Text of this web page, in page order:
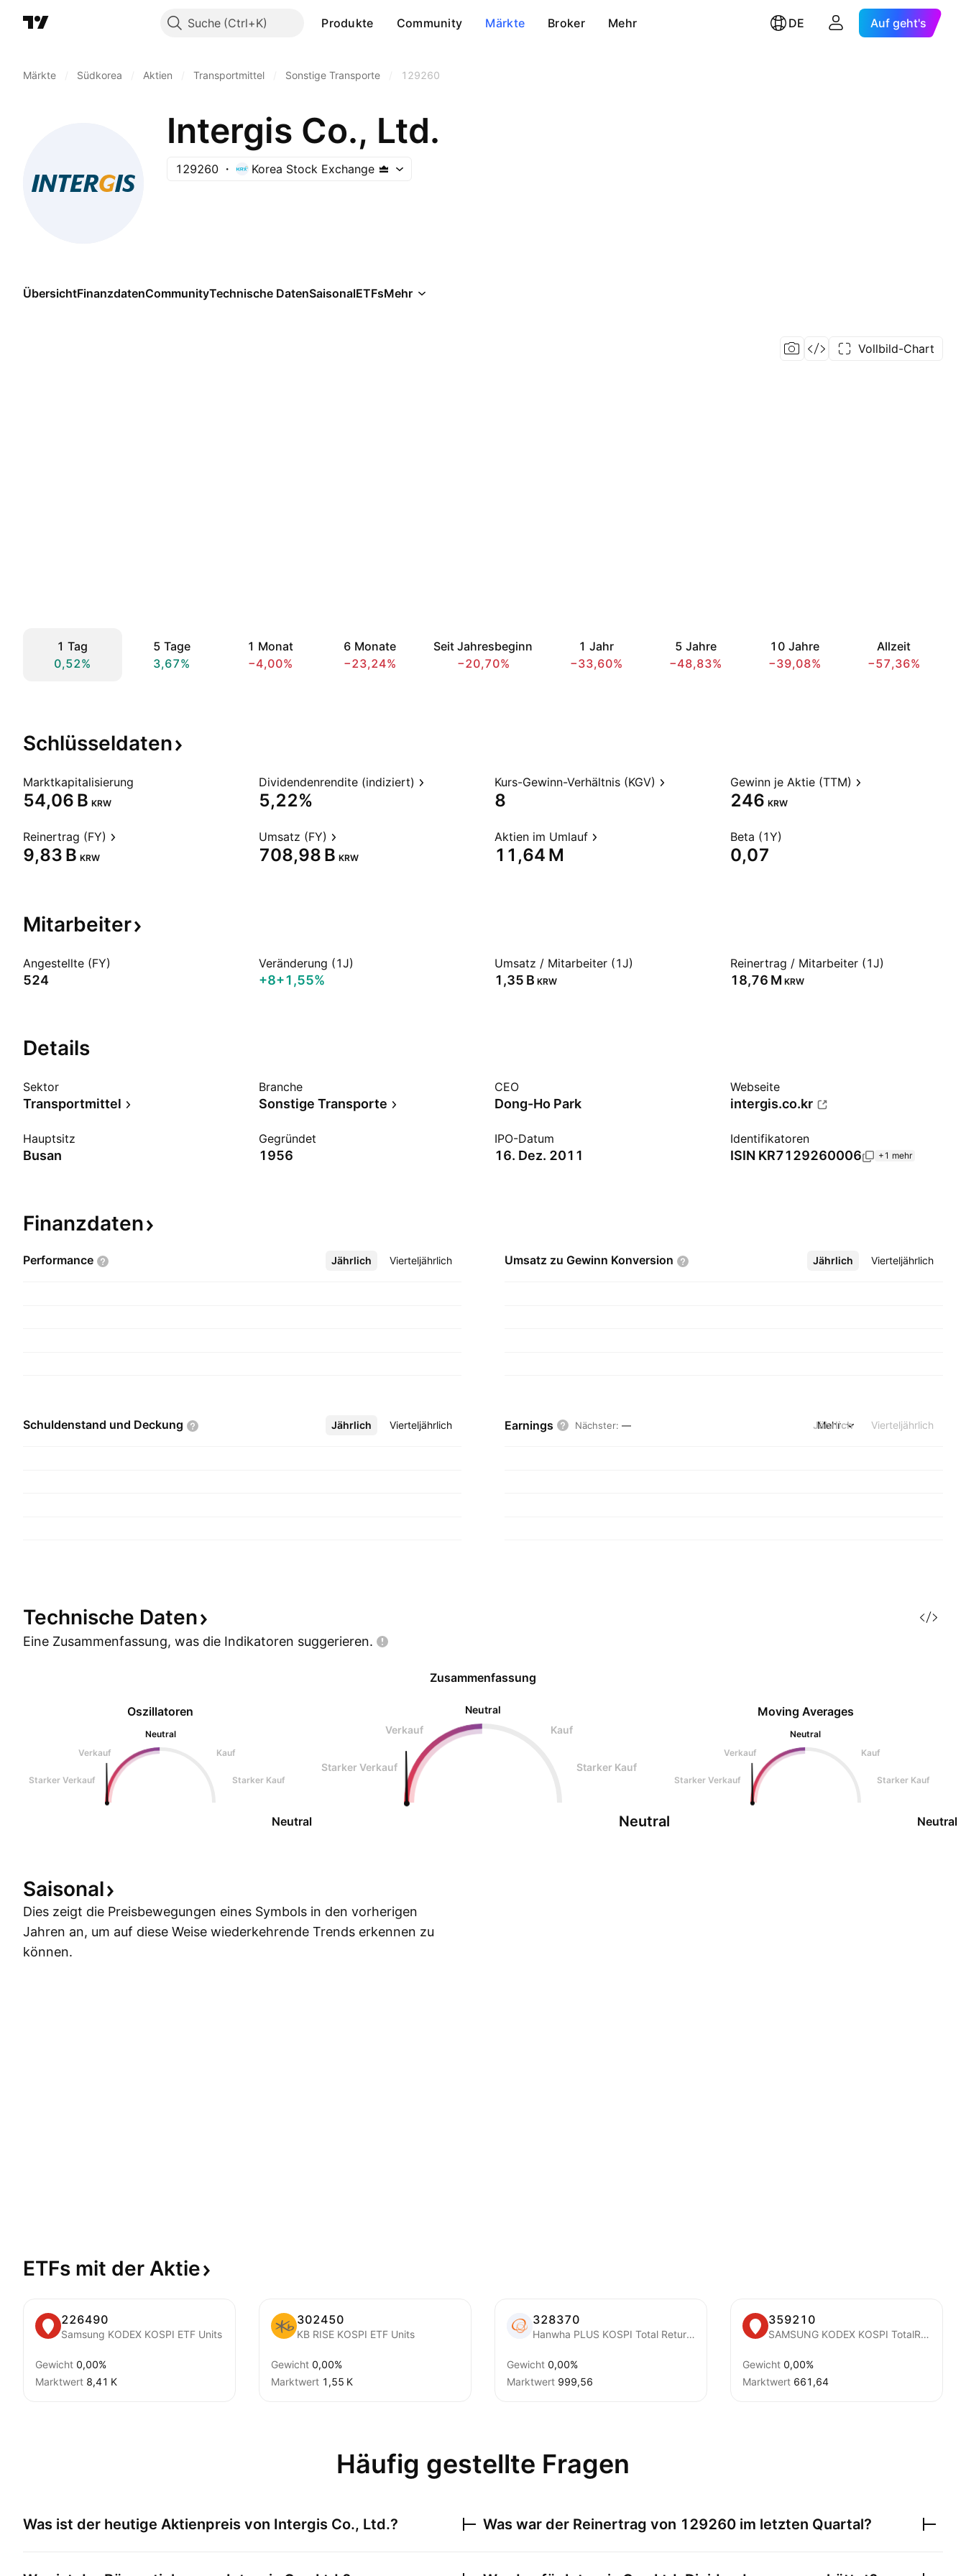
Suche Produkte Community Märkte Broker Mehr DE Auf geht's
Märkte Südkorea Aktien Transportmittel Sonstige Transporte 129260
Intergis Co., Ltd.
129260 Korea Stock Exchange
ÜbersichtFinanzdatenCommunityTechnische DatenSaisonalETFsMehr
Vollbild-Chart
1 Tag
0,52%
5 Tage
3,67%
1 Monat
−4,00%
6 Monate
−23,24%
Seit Jahresbeginn
−20,70%
1 Jahr
−33,60%
5 Jahre
−48,83%
10 Jahre
−39,08%
Allzeit
−57,36%
Schlüsseldaten
Marktkapitalisierung
‪54,06 B‬ KRW
Dividendenrendite (indiziert)
5,22%
Kurs-Gewinn-Verhältnis (KGV)
8
Gewinn je Aktie (TTM)
246 KRW
Reinertrag (FY)
‪9,83 B‬ KRW
Umsatz (FY)
‪708,98 B‬ KRW
Aktien im Umlauf
‪11,64 M‬
Beta (1Y)
0,07
Mitarbeiter
Angestellte (FY)
524
Veränderung (1J)
+8+1,55%
Umsatz / Mitarbeiter (1J)
‪1,35 B‬ KRW
Reinertrag / Mitarbeiter (1J)
‪18,76 M‬ KRW
Details
Sektor
Transportmittel
Branche
Sonstige Transporte
CEO
Dong-Ho Park
Webseite
intergis.co.kr
Hauptsitz
Busan
Gegründet
1956
IPO-Datum
16. Dez. 2011
Identifikatoren
ISIN KR7129260006 +1 mehr
Finanzdaten
Performance Jährlich Vierteljährlich
Mehr Umsatz zu Gewinn Konversion Jährlich Vierteljährlich
Mehr
Schuldenstand und Deckung Jährlich Vierteljährlich
Mehr Earnings Nächster: — Jährlich Vierteljährlich
Mehr
Technische Daten
Eine Zusammenfassung, was die Indikatoren suggerieren.
Oszillatoren
Neutral
Verkauf
Kauf
Starker Verkauf Starker Kauf
Neutral
Zusammenfassung
Neutral
Verkauf
Kauf
Starker Verkauf Starker Kauf
Neutral
Moving Averages
Neutral
Verkauf
Kauf
Starker Verkauf Starker Kauf
Neutral
Saisonal
Dies zeigt die Preisbewegungen eines Symbols in den vorherigen
Jahren an, um auf diese Weise wiederkehrende Trends erkennen zu
können.
ETFs mit der Aktie
226490
Samsung KODEX KOSPI ETF Units
Gewicht 0,00%
Marktwert ‪8,41 K‬
302450
KB RISE KOSPI ETF Units
Gewicht 0,00%
Marktwert ‪1,55 K‬
328370
Hanwha PLUS KOSPI Total Return ETF Units
Gewicht 0,00%
Marktwert 999,56
359210
SAMSUNG KODEX KOSPI TotalReturn ETF
Gewicht 0,00%
Marktwert 661,64
Häufig gestellte Fragen
Was ist der heutige Aktienpreis von Intergis Co., Ltd.? Was war der Reinertrag von 129260 im letzten Quartal?